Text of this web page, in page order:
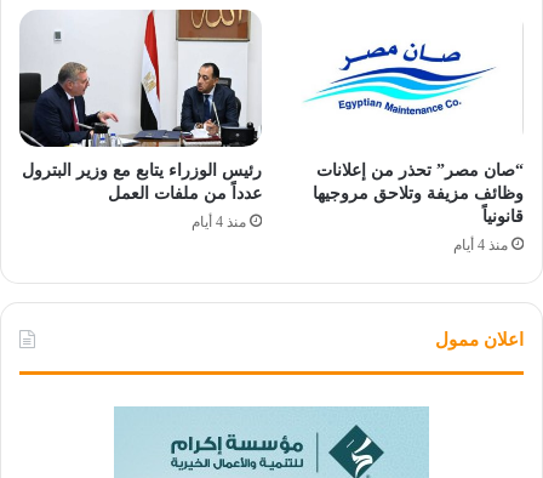
“صان مصر” تحذر من إعلانات
وظائف مزيفة وتلاحق مروجيها
قانونياً
منذ 4 أيام
رئيس الوزراء يتابع مع وزير البترول
عدداً من ملفات العمل
منذ 4 أيام
اعلان ممول